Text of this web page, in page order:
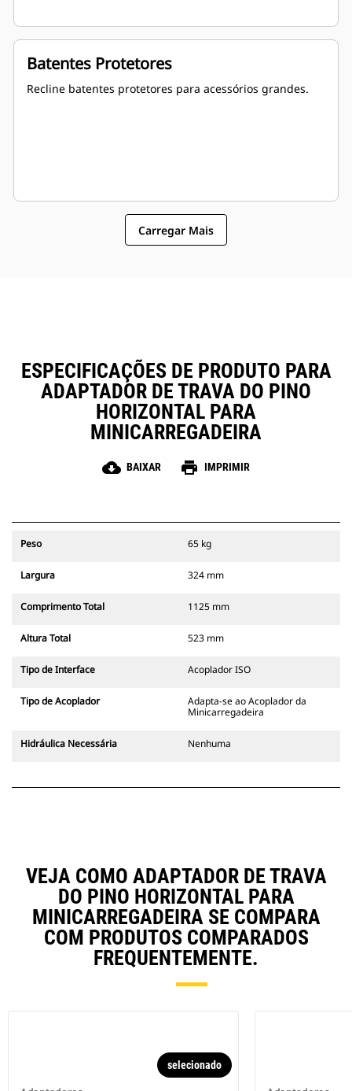
Batentes Protetores
Recline batentes protetores para acessórios grandes.
Carregar Mais
ESPECIFICAÇÕES DE PRODUTO PARA
ADAPTADOR DE TRAVA DO PINO
HORIZONTAL PARA
MINICARREGADEIRA
cloud_download BAIXAR print IMPRIMIR
Peso 65 kg
Largura 324 mm
Comprimento Total 1125 mm
Altura Total 523 mm
Tipo de Interface Acoplador ISO
Tipo de Acoplador
Adapta-se ao Acoplador da
Minicarregadeira
Hidráulica Necessária Nenhuma
VEJA COMO ADAPTADOR DE TRAVA
DO PINO HORIZONTAL PARA
MINICARREGADEIRA SE COMPARA
COM PRODUTOS COMPARADOS
FREQUENTEMENTE.
selecionado